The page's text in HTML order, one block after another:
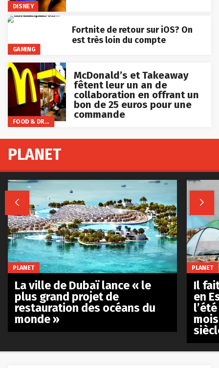
DISNEY
GAMING
Fortnite de retour sur iOS? On
est très loin du compte
FOOD & DRINKS
McDonald’s et Takeaway
fêtent leur un an de
collaboration en offrant un
bon de 25 euros pour une
commande
PLANET
 
PLANET
La ville de Dubaï lance « le
plus grand projet de
restauration des océans du
monde »
PLANET
Il
en